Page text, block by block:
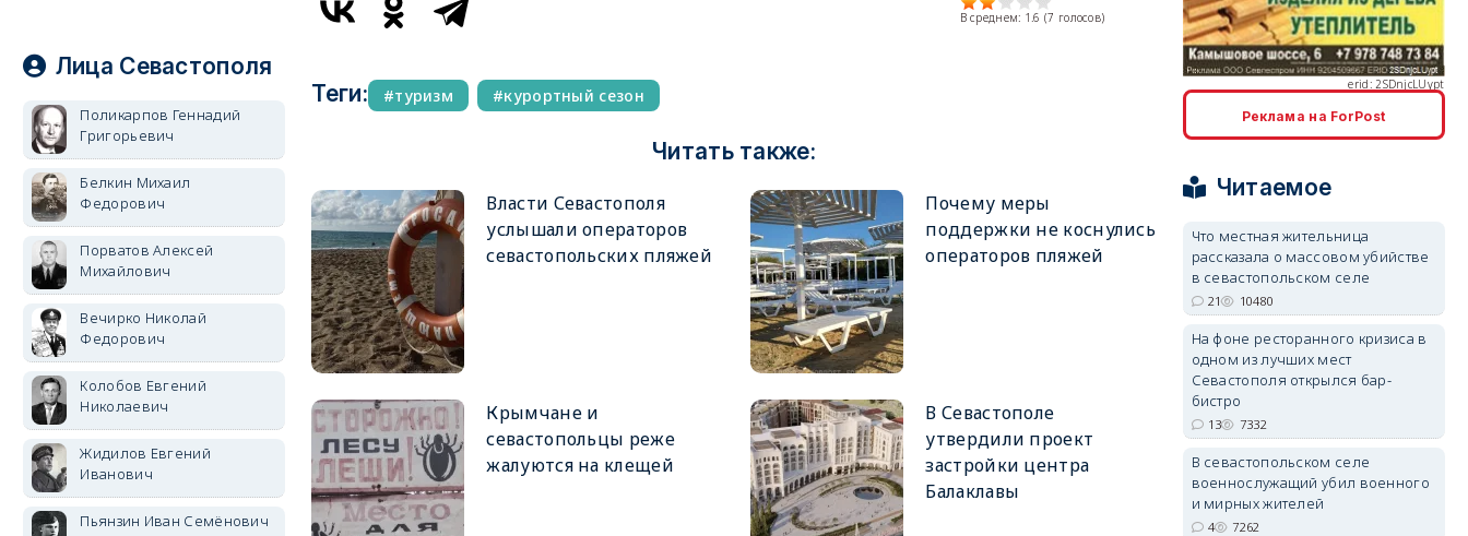
В среднем: 1.6 (7 голосов)
Теги: туризм курортный сезон
Читать также:
Власти Севастополя
услышали операторов
севастопольских пляжей
Почему меры
поддержки не коснулись
операторов пляжей
Крымчане и
севастопольцы реже
жалуются на клещей
В Севастополе
утвердили проект
застройки центра
Балаклавы
Лица Севастополя
Поликарпов Геннадий
Григорьевич
Белкин Михаил
Федорович
Порватов Алексей
Михайлович
Вечирко Николай
Федорович
Колобов Евгений
Николаевич
Жидилов Евгений
Иванович
Пьянзин Иван Семёнович
erid: 2SDnjdvhGXG
Реклама на ForPost
Читаемое
Что местная жительница
рассказала о массовом убийстве
в севастопольском селе
21 10480
На фоне ресторанного кризиса в
одном из лучших мест
Севастополя открылся бар-
бистро
13 7332
В севастопольском селе
военнослужащий убил военного
и мирных жителей
4 7262